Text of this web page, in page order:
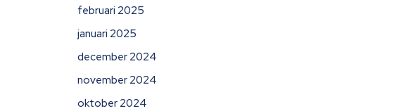
februari 2025
januari 2025
december 2024
november 2024
oktober 2024